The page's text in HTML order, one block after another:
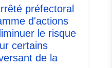
21967041 as they are
via PubChem.
préfectoral
d'actions
le risque
certains
de la